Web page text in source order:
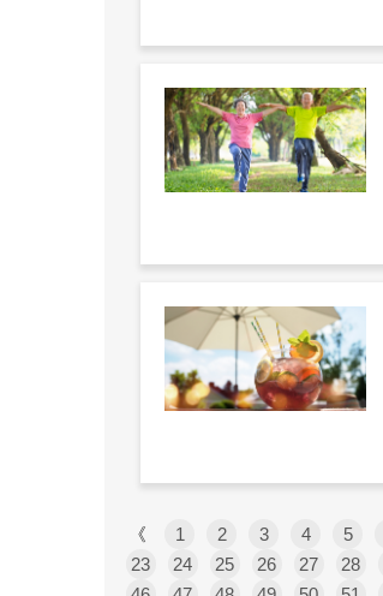
《 1 2 3 4 5
23
24 25 26 27 28